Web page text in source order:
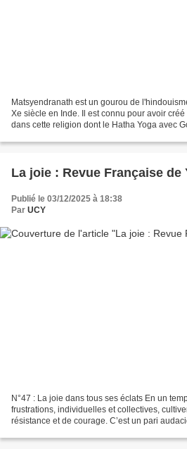
Matsyendranath est un gourou de
Xe siècle en Inde. Il est connu pour avoir
dans cette religion dont le Hatha Yoga avec
La joie : Revue Française de
Publié le 03/12/2025 à 18:38
Par UCY
N°47 : La joie dans tous ses éclats En un
frustrations, individuelles et collectives,
résistance et de courage. C’est un pari